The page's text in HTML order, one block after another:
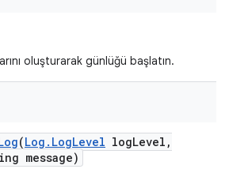
oluşturarak günlüğü başlatın.
(Log . LogLevel logLevel ,
message)